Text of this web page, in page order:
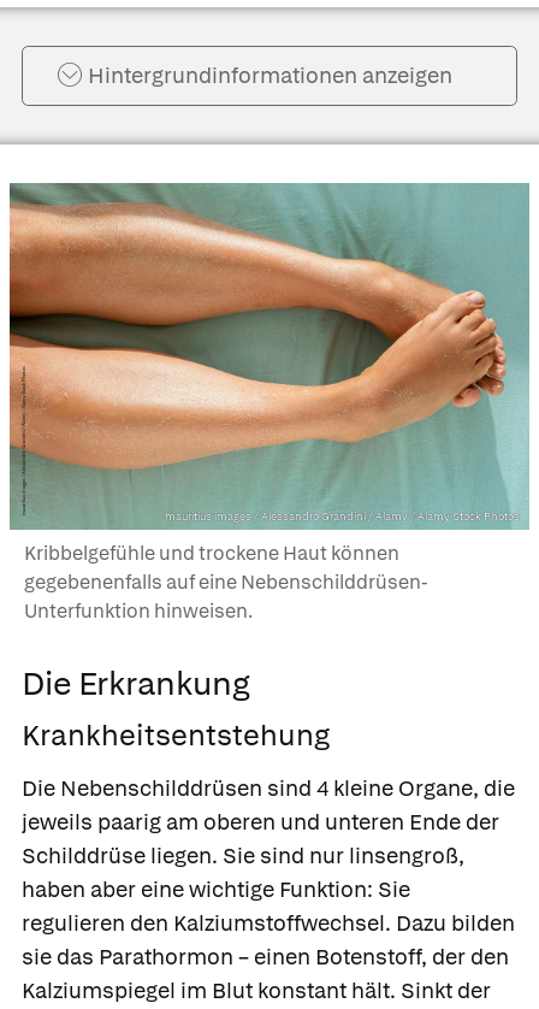
Hintergrund­informationen anzeigen
mauritius images / Alessandro Grandini / Alamy / Alamy Stock Photos
Kribbelgefühle und trockene Haut können
gegebenenfalls auf eine Nebenschilddrüsen-
Unterfunktion hinweisen.
Die Erkrankung
Krankheitsentstehung
Die Nebenschilddrüsen sind 4 kleine Organe, die
jeweils paarig am oberen und unteren Ende der
Schilddrüse liegen. Sie sind nur linsengroß,
haben aber eine wichtige Funktion: Sie
regulieren den Kalziumstoffwechsel. Dazu bilden
sie das Parathormon – einen Botenstoff, der den
Kalziumspiegel im Blut konstant hält. Sinkt der